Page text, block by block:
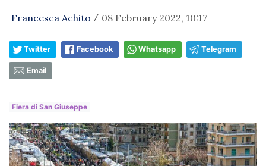
Francesca Achito / 08 February 2022, 10:17
Twitter Facebook Whatsapp Telegram
Email
Fiera di San Giuseppe